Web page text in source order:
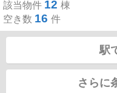
該当物件 12 棟
空き数 16 件
駅
さらに